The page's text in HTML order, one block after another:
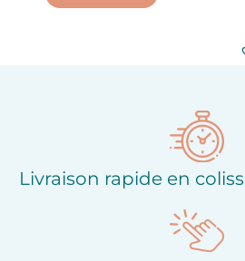
Livraison rapide en